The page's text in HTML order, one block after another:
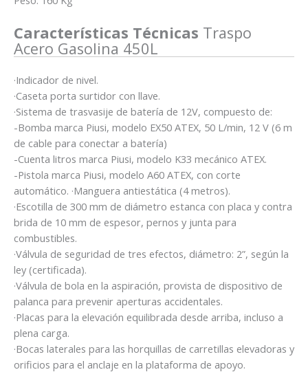
Características Técnicas Traspo
Acero Gasolina 450L
·Indicador de nivel.
·Caseta porta surtidor con llave.
·Sistema de trasvasije de batería de 12V, compuesto de:
-Bomba marca Piusi, modelo EX50 ATEX, 50 L/min, 12 V (6 m
de cable para conectar a batería)
-Cuenta litros marca Piusi, modelo K33 mecánico ATEX.
-Pistola marca Piusi, modelo A60 ATEX, con corte
automático. ·Manguera antiestática (4 metros).
·Escotilla de 300 mm de diámetro estanca con placa y contra
brida de 10 mm de espesor, pernos y junta para
combustibles.
·Válvula de seguridad de tres efectos, diámetro: 2”, según la
ley (certificada).
·Válvula de bola en la aspiración, provista de dispositivo de
palanca para prevenir aperturas accidentales.
·Placas para la elevación equilibrada desde arriba, incluso a
plena carga.
·Bocas laterales para las horquillas de carretillas elevadoras y
orificios para el anclaje en la plataforma de apoyo.